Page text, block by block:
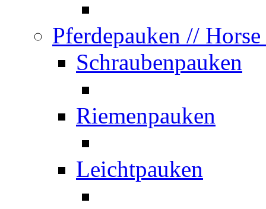
Pferdepauken //
Schraubenpauken
Riemenpauken
Leichtpauken